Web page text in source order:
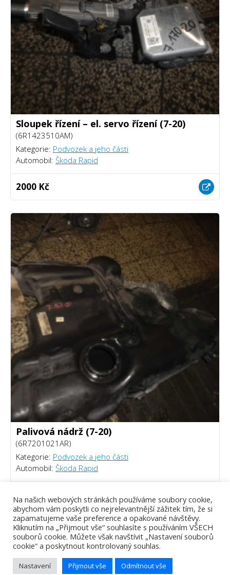
Sloupek řízení – el. servo řízení (7-20)
(6R1423510AM)
Kategorie: Podvozek a jeho části
Automobil: Škoda Rapid
2000 Kč
Palivová nádrž (7-20)
(6R7201021AR)
Kategorie: Podvozek a jeho části
Automobil: Škoda Rapid
850 Kč
Tomáš Piálek - Webový vývojář
Na našich webových stránkách používáme soubory cookie,
abychom vám poskytli co nejrelevantnější zážitek tím, že si
zapamatujeme vaše preference a opakované návštěvy.
Kliknutím na „Přijmout vše“ souhlasíte s používáním VŠECH
souborů cookie. Můžete však navštívit „Nastavení souborů
cookie“ a poskytnout kontrolovaný souhlas.
Nastavení Přijmout vše Odmítnout vše